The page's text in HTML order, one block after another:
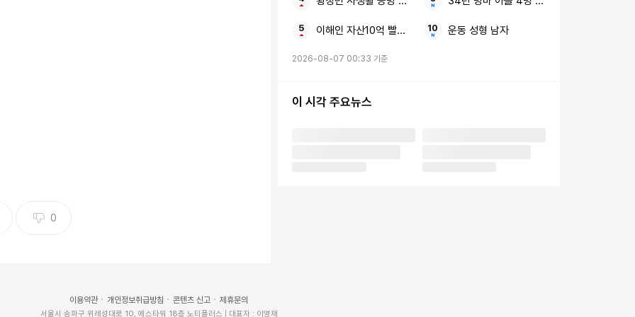
“오늘 8시 40분쯤 국립한글박물관 옥상에서 화재
에서 발생했으며, 소방당국은 현재 화재를 진압 중이
0
이해인 자산10억 빨간 란제리 운동 성형 남자
2026-08-07 00:33 기준
이 시각 주요뉴스
이용약관 개인정보취급방침 콘텐츠 신고 제휴문의
서울시 송파구 위례성대로 10, 에스타워 18층 노티플러스 | 대표자 : 이영재